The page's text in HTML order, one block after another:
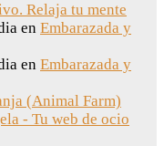
Relaja tu mente
en Embarazada y
en Embarazada y
(Animal Farm)
- Tu web de ocio